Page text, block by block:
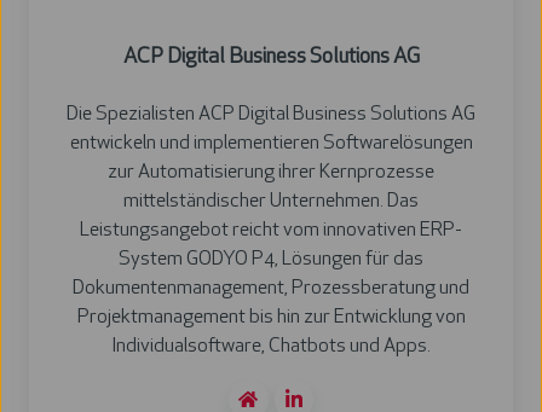
ACP Digital Business Solutions AG
Die Spezialisten ACP Digital Business Solutions AG
entwickeln und implementieren Softwarelösungen
zur Automatisierung ihrer Kernprozesse
mittelständischer Unternehmen. Das
Leistungsangebot reicht vom innovativen ERP-
System GODYO P4, Lösungen für das
Dokumentenmanagement, Prozessberatung und
Projektmanagement bis hin zur Entwicklung von
Individualsoftware, Chatbots und Apps.